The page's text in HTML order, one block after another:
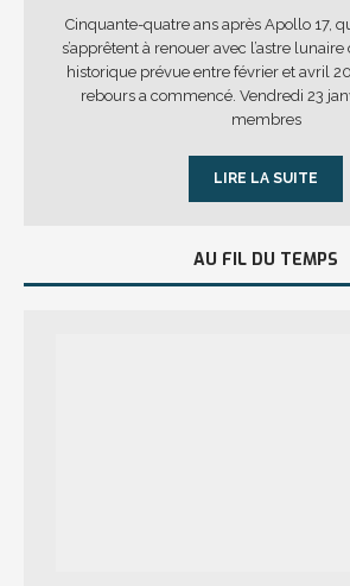
Cinquante-quatre ans après Apollo 17,
s’apprêtent à renouer avec l’astre
historique prévue entre février et avril
rebours a commencé. Vendredi 23
membres
LIRE LA SUITE
AU FIL DU TEMPS